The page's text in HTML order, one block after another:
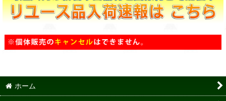
ホーム